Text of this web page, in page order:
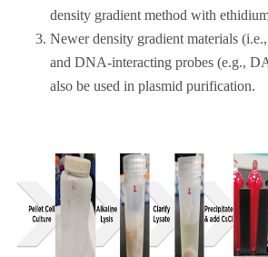
density gradient method with
Newer density gradient materials
and DNA-interacting probes (e.g.,
also be used in plasmid purification.